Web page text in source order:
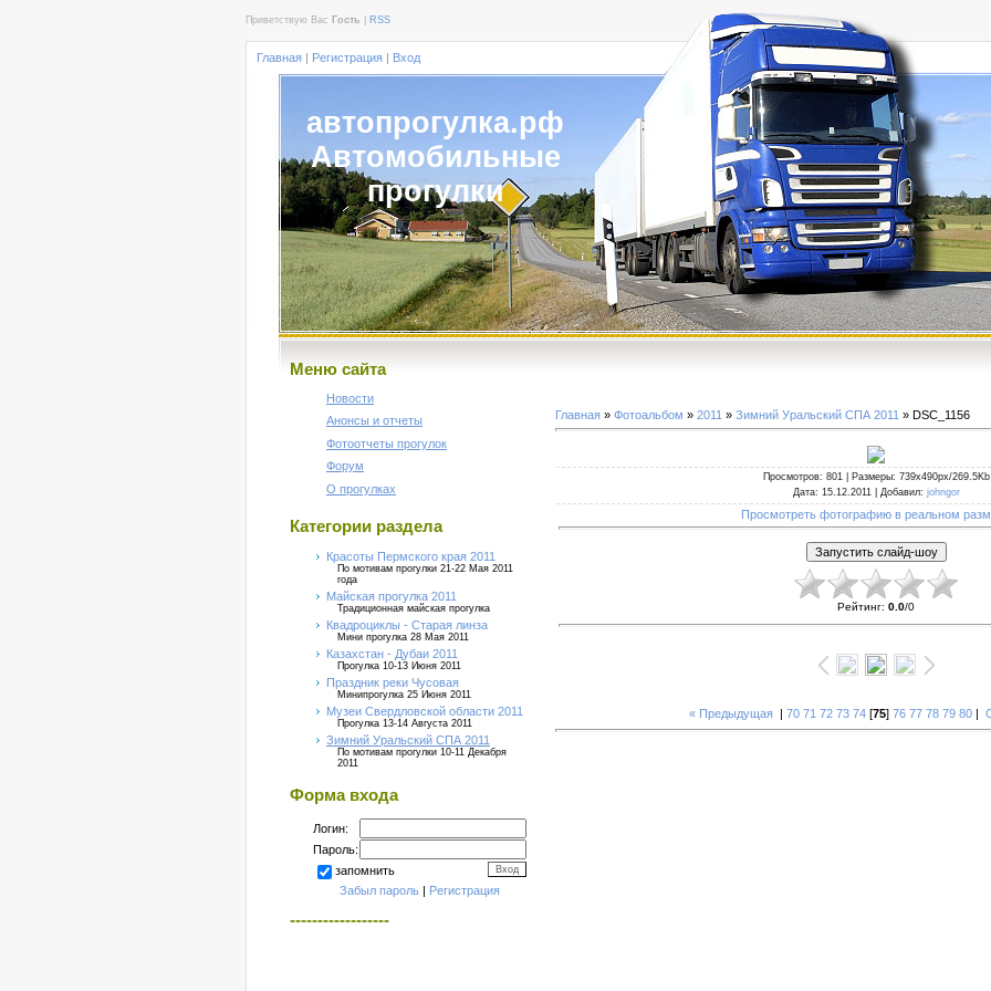
Приветствую Вас Гость RSS
Главная | Регистрация | Вход
автопрогулка.рф
Автомобильные
прогулки
Меню сайта
Новости
Анонсы и отчеты
Фотоотчеты прогулок
Форум
О прогулках
Категории раздела
Красоты Пермского края 2011
По мотивам прогулки 21-22 Мая 2011
года
Майская прогулка 2011
Традиционная майская прогулка
Квадроциклы - Старая линза
Мини прогулка 28 Мая 2011
Казахстан - Дубаи 2011
Прогулка 10-13 Июня 2011
Праздник реки Чусовая
Минипрогулка 25 Июня 2011
Музеи Свердловской области 2011
Прогулка 13-14 Августа 2011
Зимний Уральский СПА 2011
По мотивам прогулки 10-11 Декабря
2011
Форма входа
Логин:
Пароль:
запомнить
Забыл пароль | Регистрация
------------------
Главная » Фотоальбом » 2011 » Зимний Уральский СПА 2011 » DSC_1156
Просмотров: 801 | Размеры: 739x490px/269.5Kb
Дата: 15.12.2011 | Добавил: johngor
Просмотреть фотографию в реальном
Рейтинг: 0.0/0
« Предыдущая | 70 71 72 73 74 [75] 76 77 78 79 80 |